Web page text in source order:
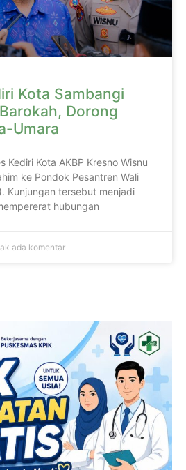
Kota Sambangi
Dorong
Umara
Kediri Kota AKBP Kresno Wisnu
ke Pondok Pesantren Wali
Kunjungan tersebut menjadi
hubungan
ada komentar